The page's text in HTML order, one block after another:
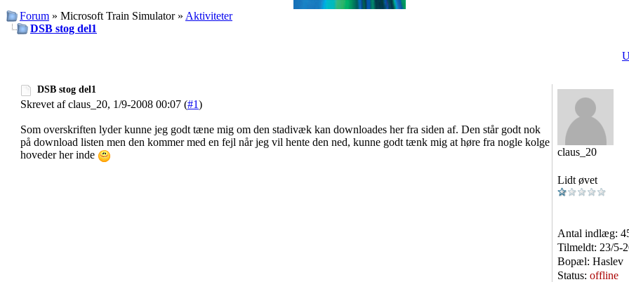
Forum » Microsoft Train Simulator » Aktiviteter
DSB stog del1
DSB stog del1
Skrevet af claus_20, 1/9-2008 00:07 (#1)
Som overskriften lyder kunne jeg godt tæne mig om den stadivæk kan downloades her fra siden af. Den står godt nok
på download listen men den kommer med en fejl når jeg vil hente den ned, kunne godt tænk mig at høre fra nogle kolge
hoveder her inde
claus_20
Lidt øvet
Antal indlæg:
Tilmeldt: 23/5-
Bopæl: Haslev
Status: offline